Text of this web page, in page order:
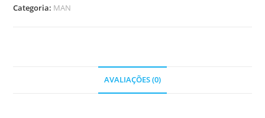
Categoria: MAN
AVALIAÇÕES (0)